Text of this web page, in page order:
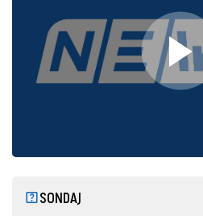
SONDAJ